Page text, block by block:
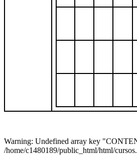
Warning: Undefined array key
/home/c1480189/public_html/html/